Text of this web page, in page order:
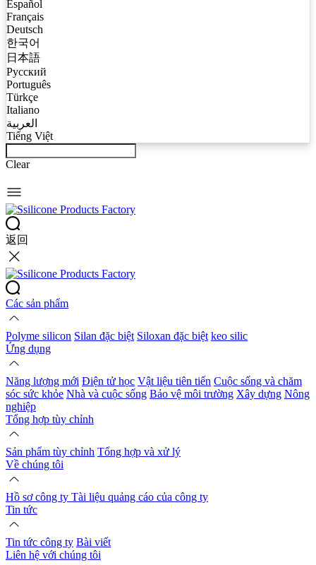
Español
Français
Deutsch
한국어
日本語
Русский
Português
Türkçe
Italiano
العربية
Tiếng Việt
Clear
返回
Các sản phẩm
Polyme silicon Silan đặc biệt Siloxan đặc biệt keo silic
Ứng dụng
Năng lượng mới Điện tử học Vật liệu tiên tiến Cuộc sống và chăm
sóc sức khỏe Nhà và cuộc sống Bảo vệ môi trường Xây dựng Nông
nghiệp
Tổng hợp tùy chỉnh
Sản phẩm tùy chỉnh Tổng hợp và xử lý
Về chúng tôi
Hồ sơ công ty Tài liệu quảng cáo của công ty
Tin tức
Tin tức công ty Bài viết
Liên hệ với chúng tôi